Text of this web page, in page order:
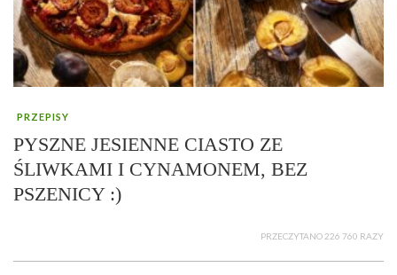
PRZEPISY
PYSZNE JESIENNE CIASTO ZE
ŚLIWKAMI I CYNAMONEM, BEZ
PSZENICY :)
PRZECZYTANO 226 760 RAZY